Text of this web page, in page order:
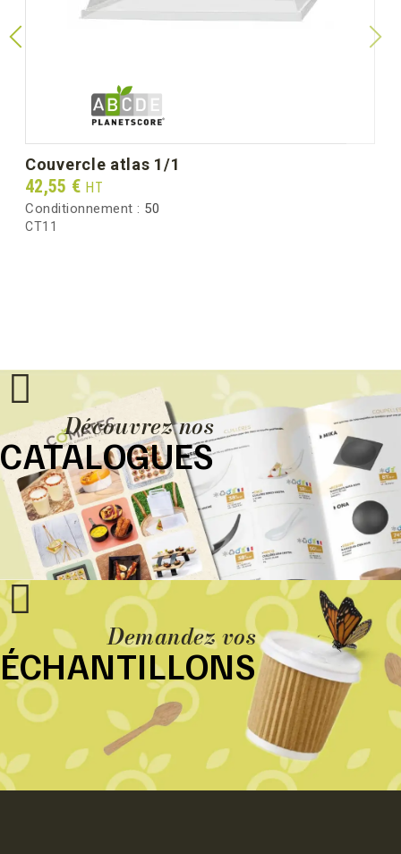
Poids unitaire (g)
couvercle atlas 1/1
Prix
42,55 € HT
Conditionnement : 50
CT11
Découvrez nos
CATALOGUES
Demandez vos
ÉCHANTILLONS